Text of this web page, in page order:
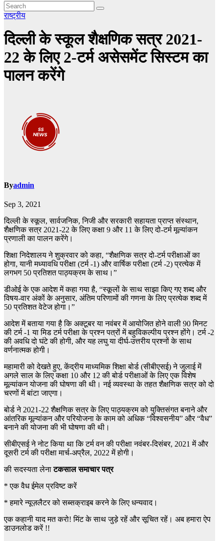
राष्ट्रीय
दिल्ली के स्कूल शैक्षणिक सत्र 2021-
22 के लिए 2-टर्म असेसमेंट सिस्टम का
पालन करेंगे
Byadmin
Sep 3, 2021
दिल्ली के स्कूल, सार्वजनिक, निजी और सरकारी सहायता प्राप्त संस्थान,
शैक्षणिक सत्र 2021-22 के लिए कक्षा 9 और 11 के लिए दो-टर्म मूल्यांकन
प्रणाली का पालन करेंगे।
शिक्षा निदेशालय ने शुक्रवार को कहा, “शैक्षणिक सत्र दो-टर्म परीक्षाओं का
होगा, यानी मध्यावधि परीक्षा (टर्म -1) और वार्षिक परीक्षा (टर्म -2) प्रत्येक में
लगभग 50 प्रतिशत पाठ्यक्रम के साथ।”
डीओई के एक आदेश में कहा गया है, “स्कूलों के साथ साझा किए गए शब्द और
विषय-वार अंकों के अनुसार, अंतिम परिणामों की गणना के लिए प्रत्येक शब्द में
50 प्रतिशत वेटेज होगा।”
आदेश में बताया गया है कि अक्टूबर या नवंबर में आयोजित होने वाली 90 मिनट
की टर्म -1 या मिड टर्म परीक्षा के प्रश्न पत्रों में बहुविकल्पीय प्रश्न होंगे। टर्म -2
की अवधि दो घंटे की होगी, और यह लघु या दीर्घ-उत्तरीय प्रश्नों के साथ
वर्णनात्मक होगी।
महामारी को देखते हुए, केंद्रीय माध्यमिक शिक्षा बोर्ड (सीबीएसई) ने जुलाई में
अगले साल के लिए कक्षा 10 और 12 की बोर्ड परीक्षाओं के लिए एक विशेष
मूल्यांकन योजना की घोषणा की थी। नई व्यवस्था के तहत शैक्षणिक सत्र को दो
चरणों में बांटा जाएगा।
बोर्ड ने 2021-22 शैक्षणिक सत्र के लिए पाठ्यक्रम को युक्तिसंगत बनाने और
आंतरिक मूल्यांकन और परियोजना के काम को अधिक “विश्वसनीय” और “वैध”
बनाने की योजना की भी घोषणा की थी।
सीबीएसई ने नोट किया था कि टर्म वन की परीक्षा नवंबर-दिसंबर, 2021 में और
दूसरी टर्म की परीक्षा मार्च-अप्रैल, 2022 में होगी।
की सदस्यता लेनाटकसाल समाचार पत्र
* एक वैध ईमेल प्रविष्ट करें
* हमारे न्यूज़लैटर को सब्सक्राइब करने के लिए धन्यवाद।
एक कहानी याद मत करो! मिंट के साथ जुड़े रहें और सूचित रहें। अब हमारा ऐप
डाउनलोड करें !!